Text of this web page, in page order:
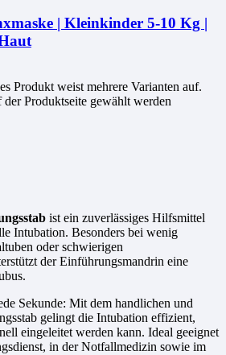
| Kleinkinder 5-10 Kg |
Produkt weist mehrere Varianten auf.
Produktseite gewählt werden
ist ein zuverlässiges Hilfsmittel
Intubation. Besonders bei wenig
oder schwierigen
der Einführungsmandrin eine
Sekunde: Mit dem handlichen und
gelingt die Intubation effizient,
eingeleitet werden kann. Ideal geeignet
in der Notfallmedizin sowie im